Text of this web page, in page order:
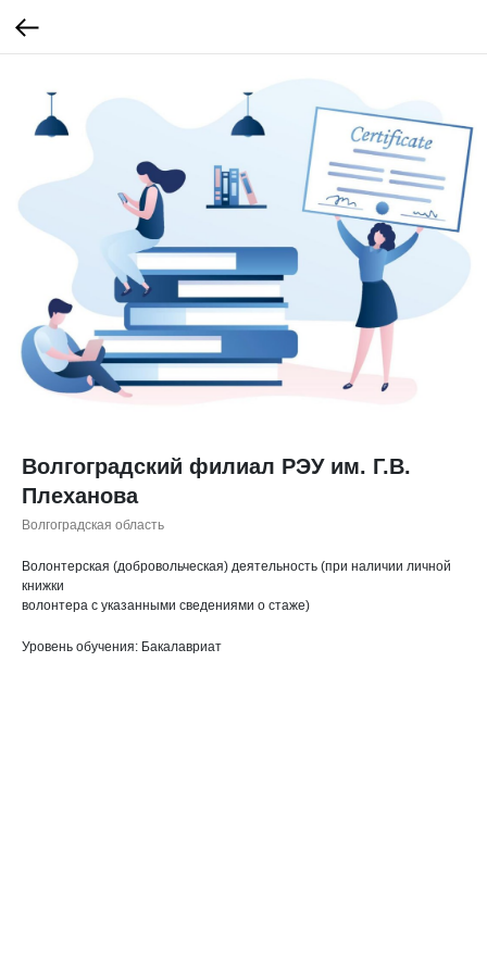
Волгоградский филиал РЭУ им. Г.В.
Плеханова
Волгоградская область
Волонтерская (добровольческая) деятельность (при наличии личной
книжки
волонтера с указанными сведениями о стаже)
Уровень обучения: Бакалавриат